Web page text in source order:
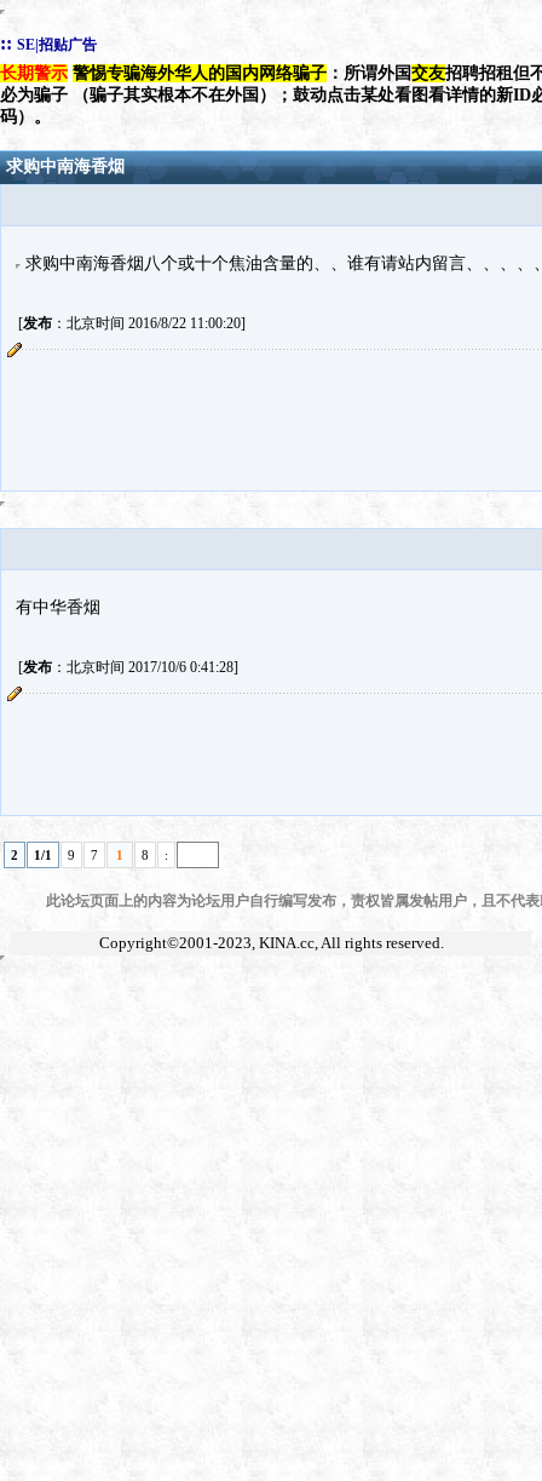
:: SE|招贴广告
长期警示 警惕专骗海外华人的国内网络骗子 ：所谓外国交友招聘招租但
必为骗子 （骗子其实根本不在外国）；鼓动点击某处看图看详情的新ID
码）。
求购中南海香烟
求购中南海香烟八个或十个焦油含量的、、谁有请站内留言、、、、
[发布：北京时间 2016/8/22 11:00:20]
有中华香烟
[发布：北京时间 2017/10/6 0:41:28]
2 1/1 9 7 1 8 :
此论坛页面上的内容为论坛用户自行编写发布，责权皆属发帖用户，且不代
Copyright©2001-2023, KINA.cc, All rights reserved.